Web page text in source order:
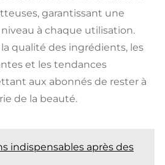
garantissant une
à chaque utilisation.
la qualité des ingrédients, les
et les tendances
aux abonnés de rester à
de la beauté.
indispensables après des